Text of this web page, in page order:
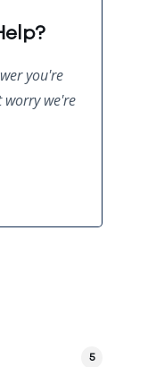
you're
we're
5